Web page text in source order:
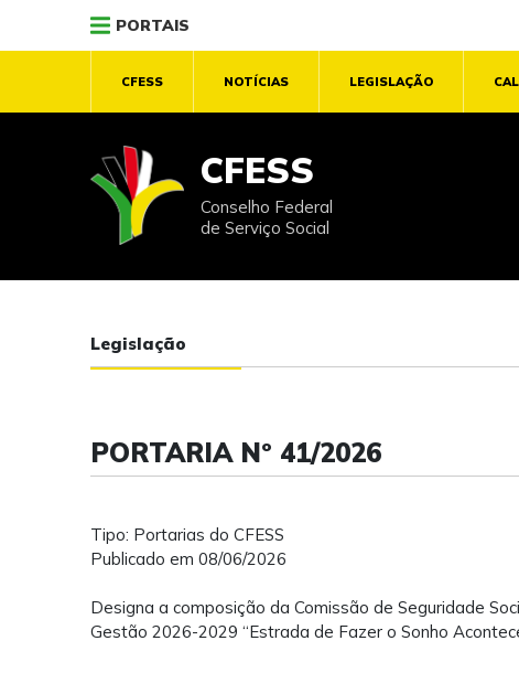
PORTAIS
CFESS NOTÍCIAS LEGISLAÇÃO
CFESS
Conselho Federal
de Serviço Social
Legislação
PORTARIA Nº 41/2026
Tipo: Portarias do CFESS
Publicado em 08/06/2026
Designa a composição da Comissão de Seguridade
Gestão 2026-2029 “Estrada de Fazer o Sonho